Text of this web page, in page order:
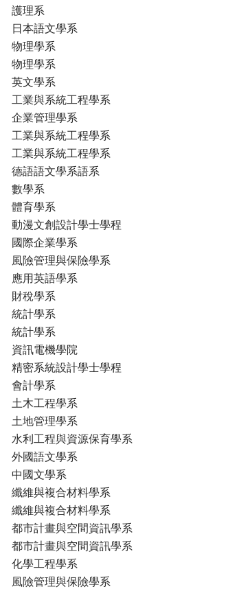
護理系
日本語文學系
物理學系
物理學系
英文學系
工業與系統工程學系
企業管理學系
工業與系統工程學系
工業與系統工程學系
德語語文學系語系
數學系
體育學系
動漫文創設計學士學程
國際企業學系
風險管理與保險學系
應用英語學系
財稅學系
統計學系
統計學系
資訊電機學院
精密系統設計學士學程
會計學系
土木工程學系
土地管理學系
水利工程與資源保育學系
外國語文學系
中國文學系
纖維與複合材料學系
纖維與複合材料學系
都市計畫與空間資訊學系
都市計畫與空間資訊學系
化學工程學系
風險管理與保險學系